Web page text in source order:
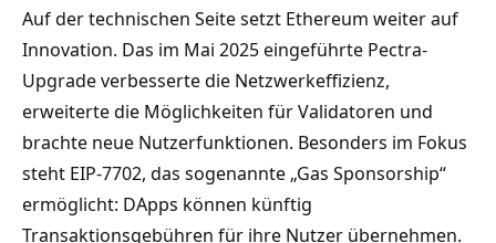
Auf der technischen Seite setzt Ethereum weiter auf
Innovation. Das im Mai 2025 eingeführte Pectra-
Upgrade verbesserte die Netzwerkeffizienz,
erweiterte die Möglichkeiten für Validatoren und
brachte neue Nutzerfunktionen. Besonders im Fokus
steht EIP-7702, das sogenannte „Gas Sponsorship“
ermöglicht: DApps können künftig
Transaktionsgebühren für ihre Nutzer übernehmen.